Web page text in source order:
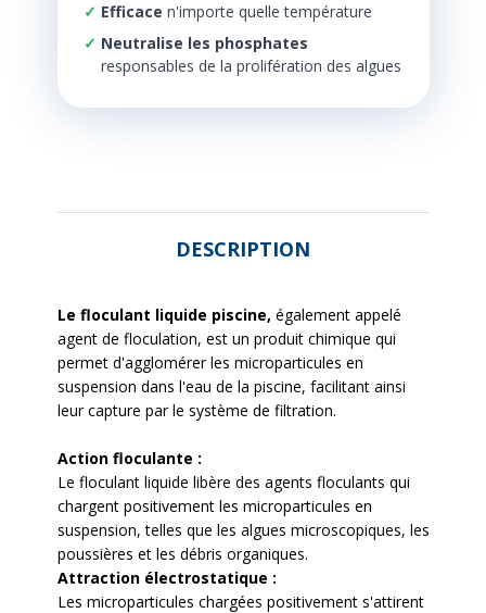
Efficace n'importe quelle température
Neutralise les phosphates
responsables de la prolifération des algues
DESCRIPTION
Le floculant liquide piscine, également appelé
agent de floculation, est un produit chimique qui
permet d'agglomérer les microparticules en
suspension dans l'eau de la piscine, facilitant ainsi
leur capture par le système de filtration.
Action floculante :
Le floculant liquide libère des agents floculants qui
chargent positivement les microparticules en
suspension, telles que les algues microscopiques, les
poussières et les débris organiques.
Attraction électrostatique :
Les microparticules chargées positivement s'attirent